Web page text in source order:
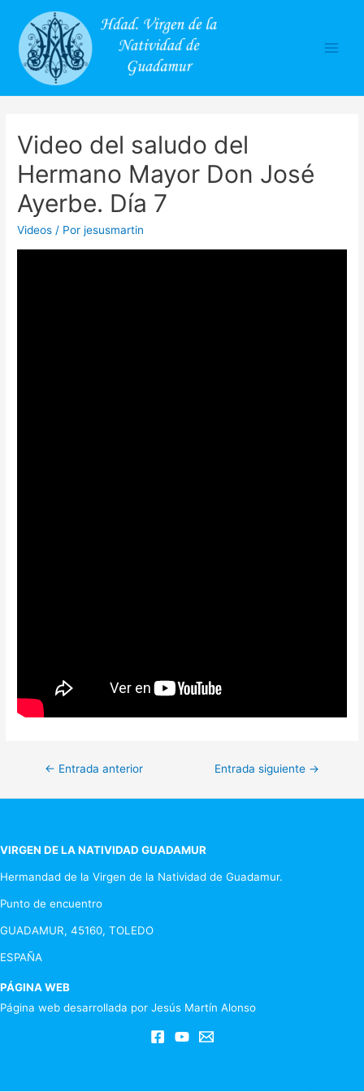
Video del saludo del
Hermano Mayor Don José
Ayerbe. Día 7
Videos / Porjesusmartin
Navegación
de
← Entrada anterior Entrada siguiente →
VIRGEN DE LA NATIVIDAD GUADAMUR
Hermandad de la Virgen de la Natividad de Guadamur.
Punto de encuentro
GUADAMUR, 45160, TOLEDO
ESPAÑA
PÁGINA WEB
Página web desarrollada por Jesús Martín Alonso